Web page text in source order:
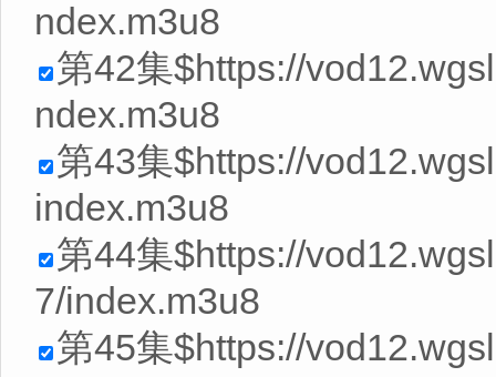
ndex.m3u8
第42集$https://
ndex.m3u8
第43集$https://
index.m3u8
第44集$https://
7/index.m3u8
第45集$https://